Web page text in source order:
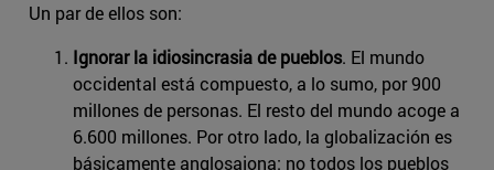
Un par de ellos son:
Ignorar la idiosincrasia de pueblos. El mundo
occidental está compuesto, a lo sumo, por 900
millones de personas. El resto del mundo acoge a
6.600 millones. Por otro lado, la globalización es
básicamente anglosajona: no todos los pueblos